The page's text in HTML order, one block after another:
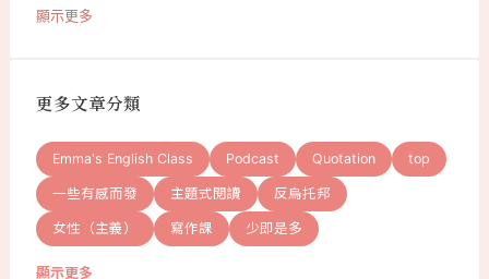
顯示更多
更多文章分類
Emma's English Class Podcast Quotation top
一些有感而發 主題式閱讀 反烏托邦
女性（主義） 寫作課 少即是多
顯示更多